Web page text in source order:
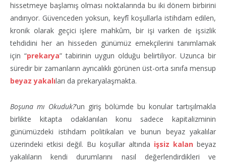
hissetmeye başlamış olması noktalarında bu iki dönem birbirini
andırıyor. Güvenceden yoksun, keyfî koşullarla istihdam edilen,
kronik olarak geçici işlere mahkûm, bir işi varken de işsizlik
tehdidini her an hisseden günümüz emekçilerini tanımlamak
için “prekarya” tabirinin uygun olduğu belirtiliyor. Uzunca bir
süredir bir zamanların ayrıcalıklı görünen üst-orta sınıfa mensup
beyaz yakalıları da prekaryalaşmakta.
Boşuna mı Okuduk?’un giriş bölümde bu konular tartışılmakla
birlikte kitapta odaklanılan konu sadece kapitalizminin
günümüzdeki istihdam politikaları ve bunun beyaz yakalılar
üzerindeki etkisi değil. Bu koşullar altında işsiz kalan beyaz
yakalıların kendi durumlarını nasıl değerlendirdikleri ve